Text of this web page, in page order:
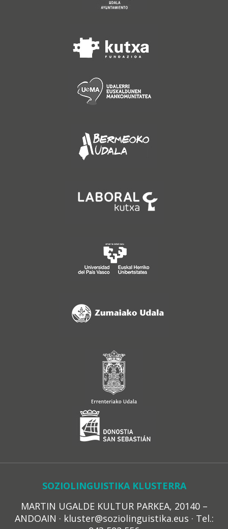
SOZIOLINGUISTIKA KLUSTERRA
MARTIN UGALDE KULTUR PARKEA, 20140 –
ANDOAIN · kluster@soziolinguistika.eus · Tel.: